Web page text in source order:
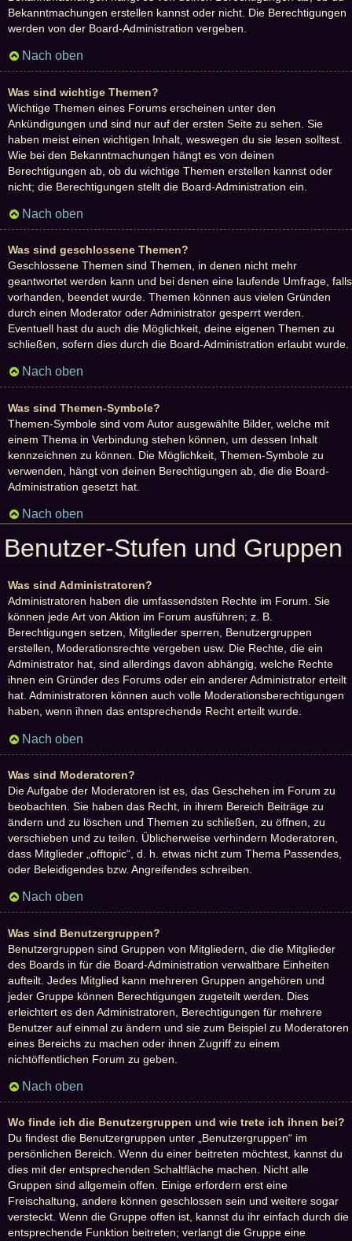
Bekanntmachungen erstellen kannst oder nicht. Die Berechtigungen
werden von der Board-Administration vergeben.
Nach oben
Was sind wichtige Themen?
Wichtige Themen eines Forums erscheinen unter den
Ankündigungen und sind nur auf der ersten Seite zu sehen. Sie
haben meist einen wichtigen Inhalt, weswegen du sie lesen solltest.
Wie bei den Bekanntmachungen hängt es von deinen
Berechtigungen ab, ob du wichtige Themen erstellen kannst oder
nicht; die Berechtigungen stellt die Board-Administration ein.
Nach oben
Was sind geschlossene Themen?
Geschlossene Themen sind Themen, in denen nicht mehr
geantwortet werden kann und bei denen eine laufende Umfrage, falls
vorhanden, beendet wurde. Themen können aus vielen Gründen
durch einen Moderator oder Administrator gesperrt werden.
Eventuell hast du auch die Möglichkeit, deine eigenen Themen zu
schließen, sofern dies durch die Board-Administration erlaubt wurde.
Nach oben
Was sind Themen-Symbole?
Themen-Symbole sind vom Autor ausgewählte Bilder, welche mit
einem Thema in Verbindung stehen können, um dessen Inhalt
kennzeichnen zu können. Die Möglichkeit, Themen-Symbole zu
verwenden, hängt von deinen Berechtigungen ab, die die Board-
Administration gesetzt hat.
Nach oben
Benutzer-Stufen und Gruppen
Was sind Administratoren?
Administratoren haben die umfassendsten Rechte im Forum. Sie
können jede Art von Aktion im Forum ausführen; z. B.
Berechtigungen setzen, Mitglieder sperren, Benutzergruppen
erstellen, Moderationsrechte vergeben usw. Die Rechte, die ein
Administrator hat, sind allerdings davon abhängig, welche Rechte
ihnen ein Gründer des Forums oder ein anderer Administrator erteilt
hat. Administratoren können auch volle Moderationsberechtigungen
haben, wenn ihnen das entsprechende Recht erteilt wurde.
Nach oben
Was sind Moderatoren?
Die Aufgabe der Moderatoren ist es, das Geschehen im Forum zu
beobachten. Sie haben das Recht, in ihrem Bereich Beiträge zu
ändern und zu löschen und Themen zu schließen, zu öffnen, zu
verschieben und zu teilen. Üblicherweise verhindern Moderatoren,
dass Mitglieder „offtopic“, d. h. etwas nicht zum Thema Passendes,
oder Beleidigendes bzw. Angreifendes schreiben.
Nach oben
Was sind Benutzergruppen?
Benutzergruppen sind Gruppen von Mitgliedern, die die Mitglieder
des Boards in für die Board-Administration verwaltbare Einheiten
aufteilt. Jedes Mitglied kann mehreren Gruppen angehören und
jeder Gruppe können Berechtigungen zugeteilt werden. Dies
erleichtert es den Administratoren, Berechtigungen für mehrere
Benutzer auf einmal zu ändern und sie zum Beispiel zu Moderatoren
eines Bereichs zu machen oder ihnen Zugriff zu einem
nichtöffentlichen Forum zu geben.
Nach oben
Wo finde ich die Benutzergruppen und wie trete ich ihnen bei?
Du findest die Benutzergruppen unter „Benutzergruppen“ im
persönlichen Bereich. Wenn du einer beitreten möchtest, kannst du
dies mit der entsprechenden Schaltfläche machen. Nicht alle
Gruppen sind allgemein offen. Einige erfordern erst eine
Freischaltung, andere können geschlossen sein und weitere sogar
versteckt. Wenn die Gruppe offen ist, kannst du ihr einfach durch die
entsprechende Funktion beitreten; verlangt die Gruppe eine